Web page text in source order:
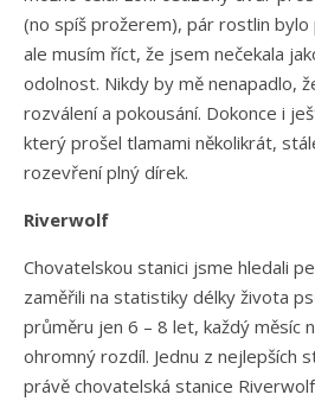
(no spíš prožerem), pár rostlin
ale musím říct, že jsem nečekala
odolnost. Nikdy by mě nenapadlo,
rozválení a pokousání. Dokonce i
který prošel tlamami několikrát,
rozevření plný dírek.
Riverwolf
Chovatelskou stanici jsme hledali
zaměřili na statistiky délky života
průměru jen 6 – 8 let, každý měsíc
ohromný rozdíl. Jednu z nejlepších
právě chovatelská stanice